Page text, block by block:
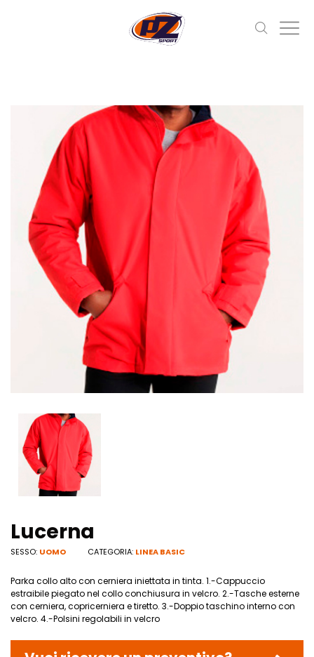
Lucerna
SESSO: UOMO CATEGORIA: LINEA BASIC
Parka collo alto con cerniera iniettata in tinta. 1.-Cappuccio
estraibile piegato nel collo conchiusura in velcro. 2.-Tasche esterne
con cerniera, copricerniera e tiretto. 3.-Doppio taschino interno con
velcro. 4.-Polsini regolabili in velcro